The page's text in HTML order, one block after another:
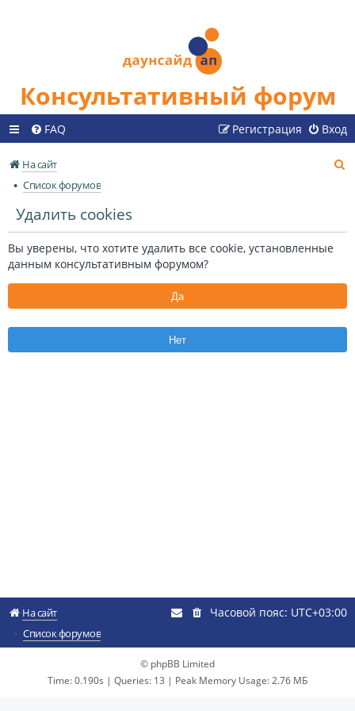
Консультативный форум
FAQ Вход
Регистрация
На сайт
Список форумов
Удалить cookies
Вы уверены, что хотите удалить все cookie, установленные
данным консультативным форумом?
На сайт
Список форумов
Часовой пояс: UTC+03:00
© phpBB Limited
Time: 0.190s | Queries: 13 | Peak Memory Usage: 2.76 МБ